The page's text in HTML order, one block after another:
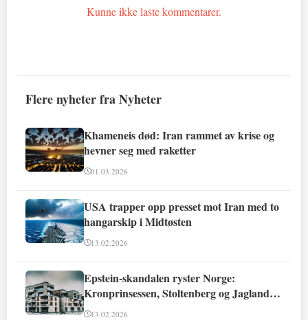
Kunne ikke laste kommentarer.
Flere nyheter fra Nyheter
Khameneis død: Iran rammet av krise og
hevner seg med raketter
01.03.2026
USA trapper opp presset mot Iran med to
hangarskip i Midtøsten
13.02.2026
Epstein-skandalen ryster Norge:
Kronprinsessen, Stoltenberg og Jagland
involvert
13.02.2026